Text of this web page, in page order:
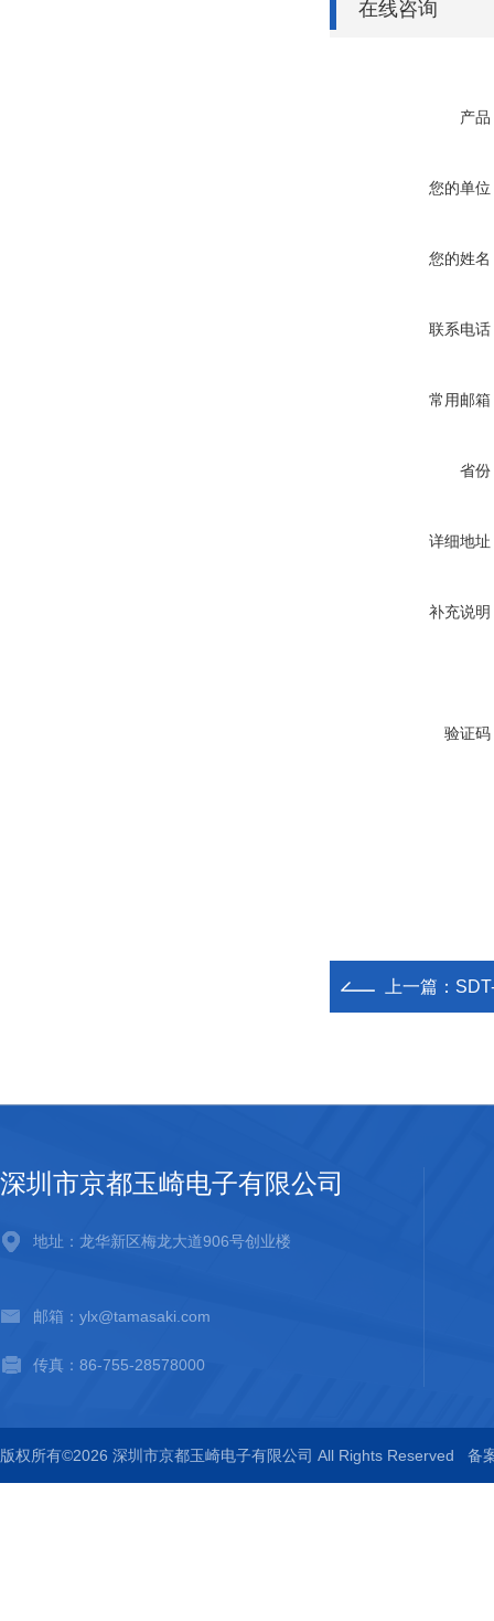
在线咨询
产品
您的单位
您的姓名
联系电话
常用邮箱
省份
详细地址
补充说明
验证码
上一篇：
深圳市京都玉崎电子有限公司
地址：龙华新区梅龙大道906号创业楼
邮箱：ylx@tamasaki.com
传真：86-755-28578000
版权所有©2026 深圳市京都玉崎电子有限公司 All Rights Reserved 备